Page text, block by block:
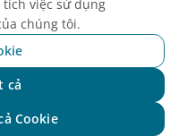
nghiệp, mã số
ký lần đầu ngày
lần thứ 10 ngày
Thành phố Hà Nội.
việc sử dụng
chúng tôi.
cả
Cookie